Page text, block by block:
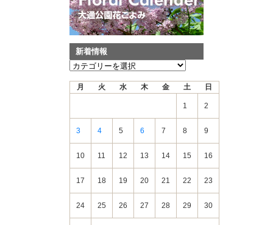
新着情報
新
月 火 水 木 金 土 日
1 2
3 4 5 6 7 8 9
10 11 12 13 14 15 16
17 18 19 20 21 22 23
24 25 26 27 28 29 30